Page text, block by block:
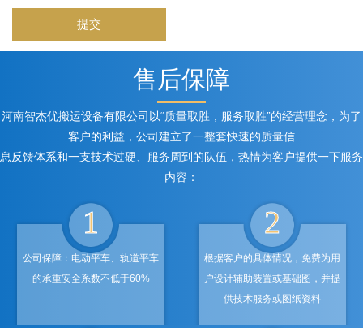
提交
售后保障
河南智杰优搬运设备有限公司以“质量取胜，服务取胜”的经营理念，为了
客户的利益，公司建立了一整套快速的质量信
息反馈体系和一支技术过硬、服务周到的队伍，热情为客户提供一下服务
内容：
1
公司保障：电动平车、轨道平车
的承重安全系数不低于60%
2
根据客户的具体情况，免费为用
户设计辅助装置或基础图，并提
供技术服务或图纸资料